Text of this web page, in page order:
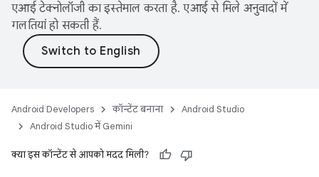
एआई टेक्नोलॉजी का इस्तेमाल करता है. एआई से मिले अनुवादों में
गलतियां हो सकती हैं.
Android Developers कॉन्टेंट बनाना
Android Studio
Android Studio में Gemini
क्या इस कॉन्टेंट से आपको मदद मिली?